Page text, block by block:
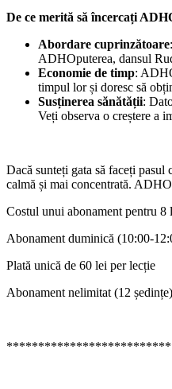
De ce merită să încercați
Abordare cuprinzătoare
ADHOputerea, dansul
Economie de timp:
timpul lor și doresc să
Susținerea sănătății:
Veți observa o creștere a
Dacă sunteți gata să faceți
calmă și mai concentrată.
Costul unui abonament pentru 8
Abonament duminică (10:00-
Plată unică de 60 lei per lecție
Abonament nelimitat (12